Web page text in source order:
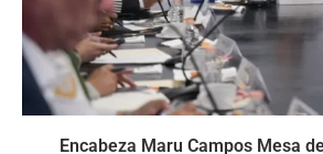
Encabeza Maru Campos Mesa